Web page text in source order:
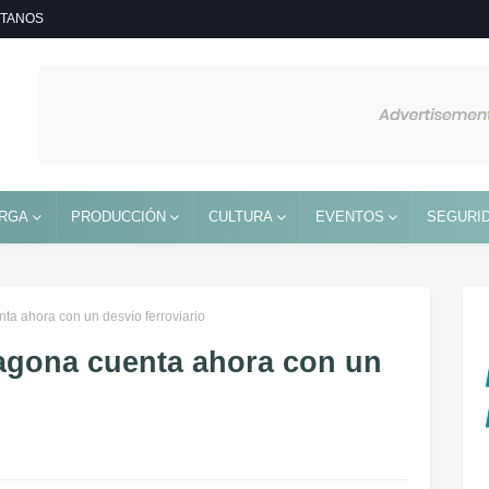
PRODUCCIÓN CULTURA EVENTOS
ahora con un desvío ferroviario
cuenta ahora con un